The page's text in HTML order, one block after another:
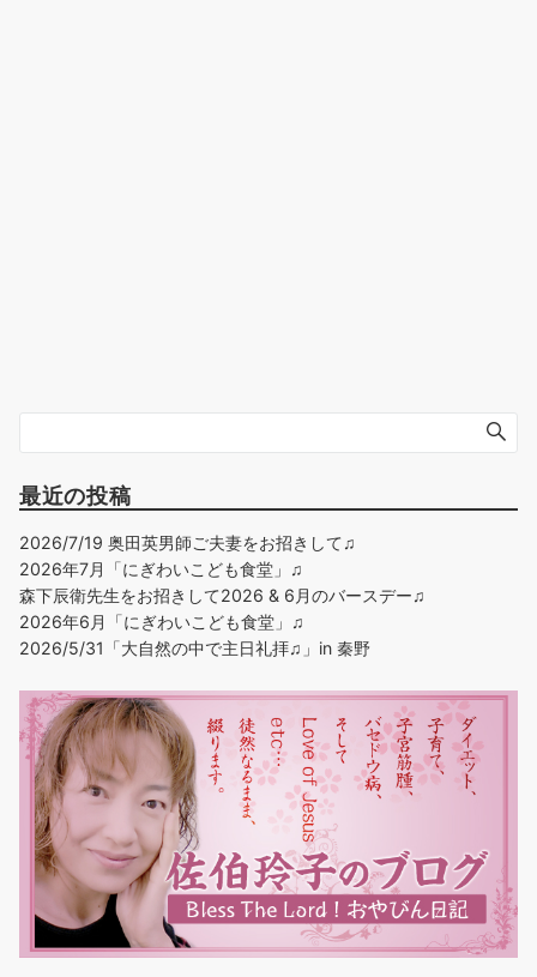
最近の投稿
2026/7/19 奥田英男師ご夫妻をお招きして♫
2026年7月「にぎわいこども食堂」♫
森下辰衛先生をお招きして2026 & 6月のバースデー♫
2026年6月「にぎわいこども食堂」♫
2026/5/31「大自然の中で主日礼拝♫」in 秦野